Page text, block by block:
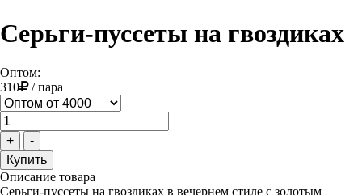
Серьги-пуссеты на гвоздиках
Оптом:
310
/пара
+ -
Описание товара
Серьги-пуссеты на гвоздиках в вечернем стиле с золотым